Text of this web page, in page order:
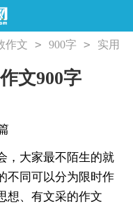
作文 > 900字 >
实用
文900字
大家最不陌生的就
不同可以分为限时作
想、有文采的作文